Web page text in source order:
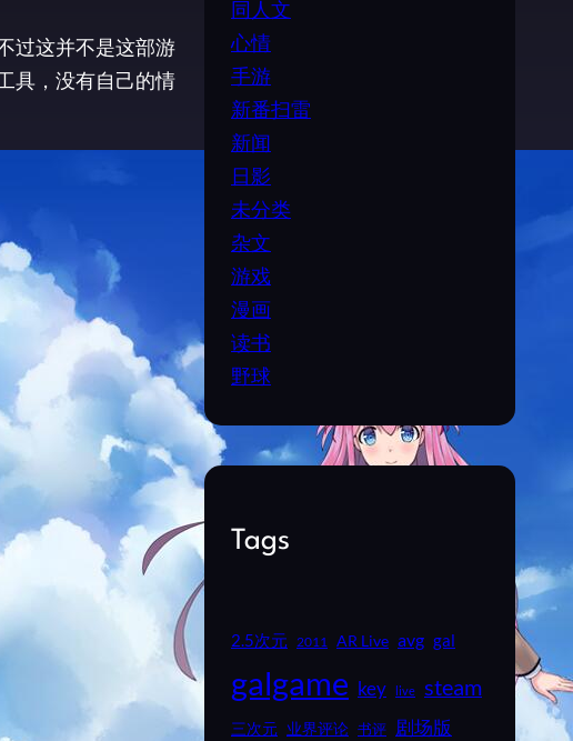
过这并不是这部游
具，没有自己的情
同人文
心情
手游
新番扫雷
新闻
日影
未分类
杂文
游戏
漫画
读书
野球
Tags
2.5次元 2011 AR Live avg gal
galgame key live steam
三次元 业界评论 书评 剧场版